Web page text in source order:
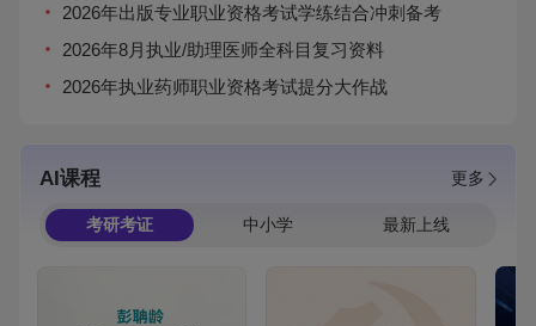
2026年出版专业职业资格考试学练结合冲刺备考
2026年8月执业/助理医师全科目复习资料
2026年执业药师职业资格考试提分大作战
AI课程 更多
考研考证 中小学 最新上线